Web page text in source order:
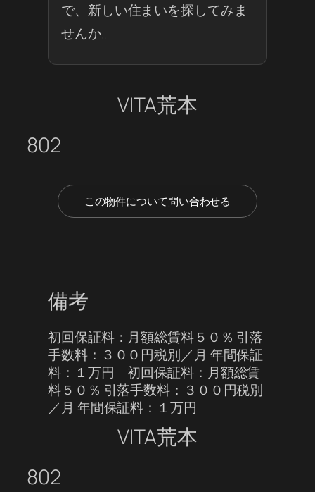
で、新しい住まいを探してみま
せんか。
VITA荒本
802
この物件について問い合わせる
備考
初回保証料：月額総賃料５０％ 引落
手数料：３００円税別／月 年間保証
料：１万円 初回保証料：月額総賃
料５０％ 引落手数料：３００円税別
／月 年間保証料：１万円
VITA荒本
802